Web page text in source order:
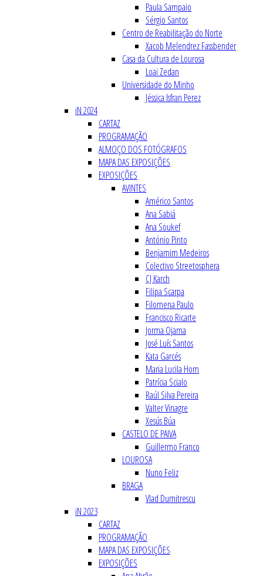
Paula Sampaio
Sérgio Santos
Centro de Reabilitação do Norte
Xacob Melendrez Fassbender
Casa da Cultura de Lourosa
Loai Zedan
Universidade do Minho
Jéssica Isfran Perez
iN 2024
CARTAZ
PROGRAMAÇÃO
ALMOÇO DOS FOTÓGRAFOS
MAPA DAS EXPOSIÇÕES
EXPOSIÇÕES
AVINTES
Américo Santos
Ana Sabiá
Ana Soukef
António Pinto
Benjamim Medeiros
Colectivo Streetosphera
CJ Karch
Filipa Scarpa
Filomena Paulo
Francisco Ricarte
Jorma Ojama
José Luís Santos
Kata Garcés
Maria Lucila Horn
Patrícia Scialo
Raúl Silva Pereira
Valter Vinagre
Xesús Búa
CASTELO DE PAIVA
Guillermo Franco
LOUROSA
Nuno Feliz
BRAGA
Vlad Dumitrescu
iN 2023
CARTAZ
PROGRAMAÇÃO
MAPA DAS EXPOSIÇÕES
EXPOSIÇÕES